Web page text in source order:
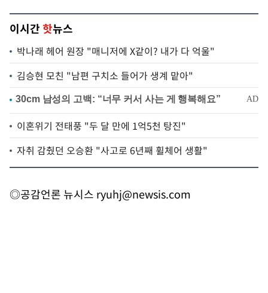
이시간핫뉴스
박나래 헤어 원장 "매니저에 X같이? 내가 다 억울"
김승현 모친 "남편 구치소 들어가 생계 맡아"
이혼위기 전태풍 "두 달 만에 1억5천 탕진"
자취 감췄던 오승환 "사고로 6년째 휠체어 생활"
◎공감언론 뉴시스 ryuhj@newsis.com